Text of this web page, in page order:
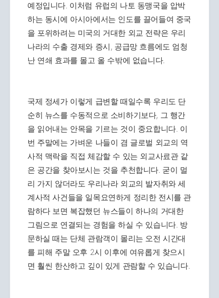
예정입니다. 이처럼 유럽의 나토 동맹국을 압박
하는 동시에 아시아에서는 인도를 끌어들여 중국
을 포위하려는 미국의 거대한 외교 전략은 우리
나라의 수출 경제와 증시, 공급망 흐름에도 엄청
난 연쇄 효과를 몰고 올 수밖에 없습니다.
국제 정세가 이렇게 급변할 때일수록 우리도 단
순히 뉴스를 수동적으로 소비하기보다, 그 행간
을 읽어내는 안목을 기르는 것이 중요합니다. 이
번 주말에는 가벼운 나들이 겸 글로벌 외교의 역
사적 맥락을 직접 체감할 수 있는 외교사료관 같
은 공간을 찾아보시는 것을 추천합니다. 굳이 멀
리 가지 않더라도 우리나라 외교의 발자취와 세
계사적 사건들을 일목요연하게 정리한 전시를 관
람하다 보면 복잡했던 뉴스들이 하나의 거대한
그림으로 연결되는 경험을 하실 수 있습니다. 방
문하실 때는 단체 관람객이 몰리는 오전 시간대
를 피해 주말 오후 2시 이후에 여유롭게 찾으시
면 훨씬 한산하고 깊이 있게 관람할 수 있습니다.